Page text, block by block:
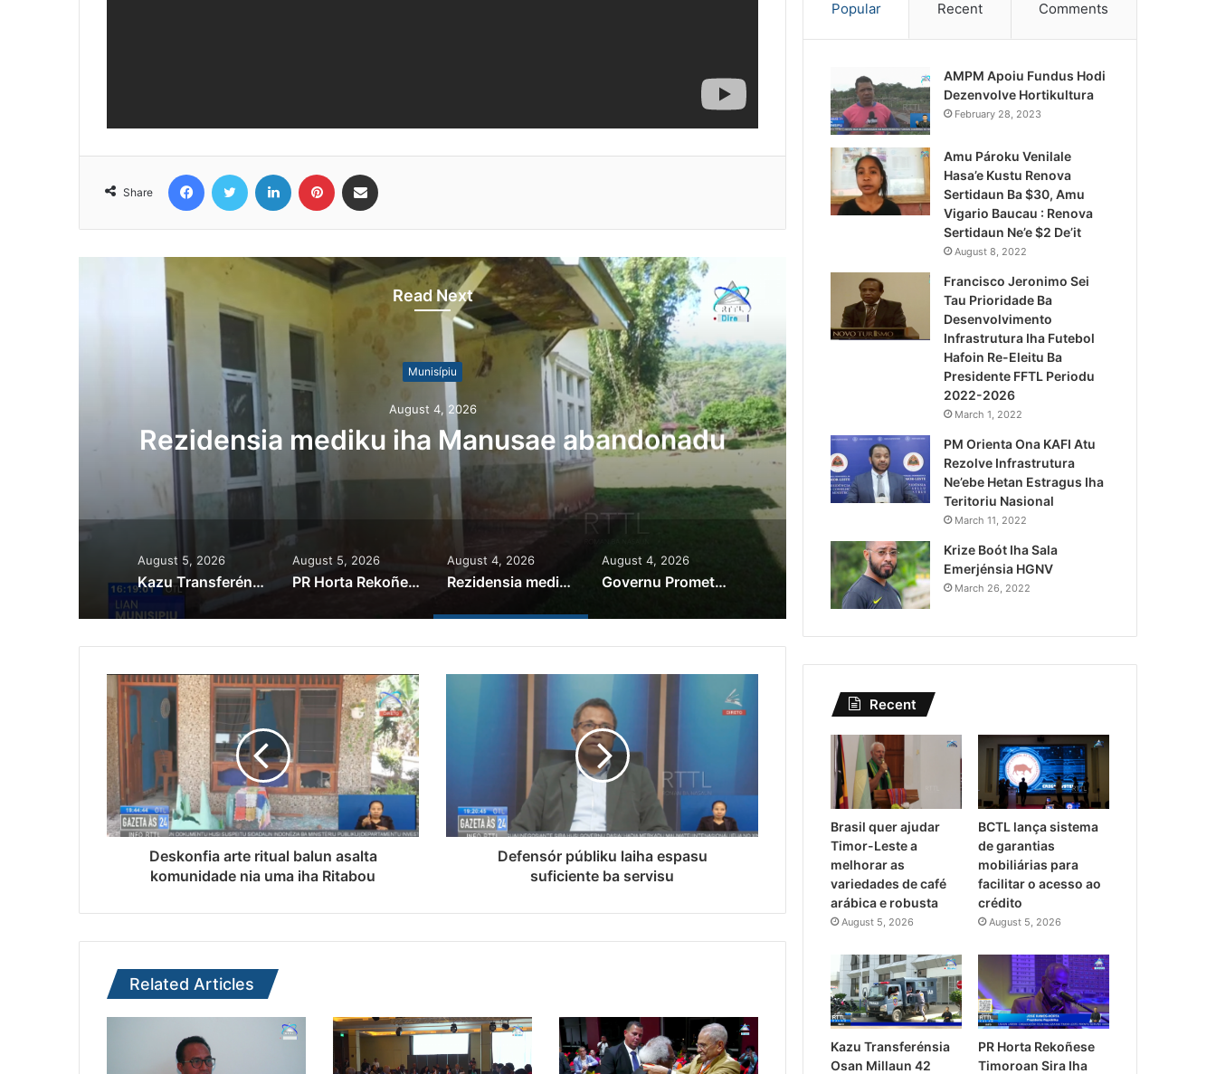
Share
Read Next
Munisípiu
August 4, 2026
Rezidensia mediku iha Manusae abandonadu
Governu Promete Tau
Minerais no Setór
August 5, 2026
Kazu Transferénsia Osan Millaun 42 Husi Singapura, Advogadu Sei Halo Rekursu
August 5, 2026
PR Horta Rekoñese Timoroan Sira Iha Diáspora Nia Kontribuisaun
August 4, 2026
Rezidensia mediku iha Manusae abandonadu
August 4, 2026
Governu Promete Tau Prioridade ba Setór Minerais no Setór Produtivu
Deskonfia arte ritual balun asalta
komunidade nia uma iha Ritabou
Defensór públiku laiha espasu
suficiente ba servisu
Related Articles
Popular Recent Comments
AMPM Apoiu Fundus Hodi
Dezenvolve Hortikultura
February 28, 2023
Amu Pároku Venilale
Hasa’e Kustu Renova
Sertidaun Ba $30, Amu
Vigario Baucau : Renova
Sertidaun Ne’e $2 De’it
August 8, 2022
Francisco Jeronimo Sei
Tau Prioridade Ba
Desenvolvimento
Infrastrutura Iha Futebol
Hafoin Re-Eleitu Ba
Presidente FFTL Periodu
2022-2026
March 1, 2022
PM Orienta Ona KAFI Atu
Rezolve Infrastrutura
Ne’ebe Hetan Estragus Iha
Teritoriu Nasional
March 11, 2022
Krize Boót Iha Sala
Emerjénsia HGNV
March 26, 2022
Recent
Brasil quer ajudar
Timor-Leste a
melhorar as
variedades de café
arábica e robusta
August 5, 2026
BCTL lança sistema
de garantias
mobiliárias para
facilitar o acesso ao
crédito
August 5, 2026
Kazu Transferénsia
Osan Millaun 42
PR Horta Rekoñese
Timoroan Sira Iha